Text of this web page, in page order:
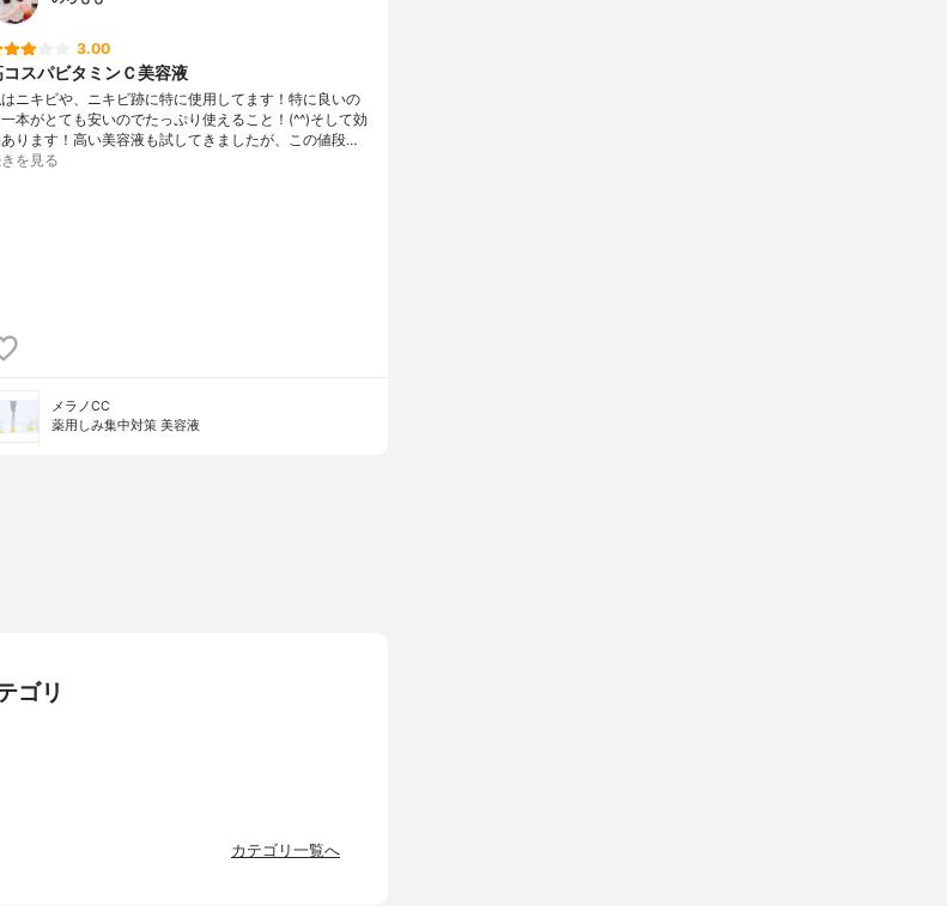
3.00
コスパビタミンＣ美容液
ニキビや、ニキビ跡に特に使用してます！特に良いの
本がとても安いのでたっぷり使えること！(^^)そして効
ります！高い美容液も試してきましたが、この値段…
を見る
メラノCC
薬用しみ集中対策 美容液
ゴリ
カテゴリ一覧へ